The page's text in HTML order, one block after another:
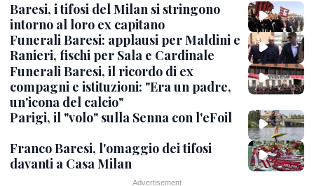
Baresi, i tifosi del Milan si stringono
intorno al loro ex capitano
Funerali Baresi: applausi per Maldini e
Ranieri, fischi per Sala e Cardinale
Funerali Baresi, il ricordo di ex
compagni e istituzioni: "Era un padre,
un'icona del calcio"
Parigi, il "volo" sulla Senna con l'eFoil
Franco Baresi, l'omaggio dei tifosi
davanti a Casa Milan